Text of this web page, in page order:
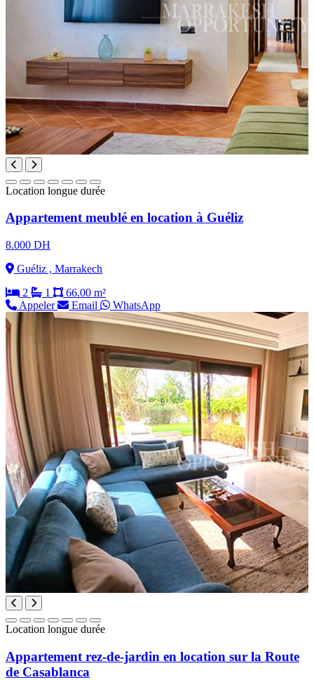
Location longue durée
Appartement meublé en location à Guéliz
8.000 DH
Guéliz , Marrakech
2
1
66.00 m²
Appeler
Email WhatsApp
Location longue durée
Appartement rez-de-jardin en location sur la Route
de Casablanca